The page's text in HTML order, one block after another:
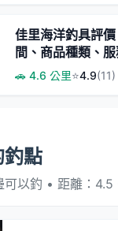
佳里海洋釣具評
間、商品種類、
務與多樣釣具
🚗 4.6 公里⭐4.9(11)
釣點
可以釣 • 距離：